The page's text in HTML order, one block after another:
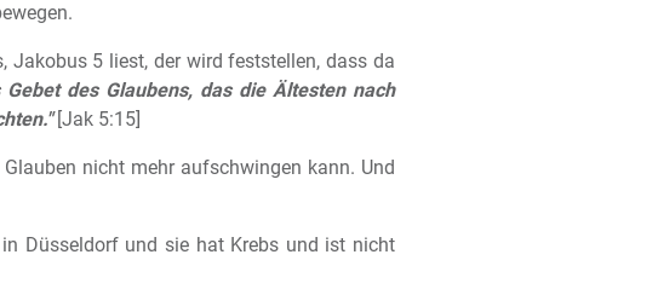
Jakobus 5 liest, der wird feststellen, dass da
Gebet des Glaubens, das die Ältesten nach
[Jak 5:15]
nicht mehr aufschwingen kann. Und
Düsseldorf und sie hat Krebs und ist nicht